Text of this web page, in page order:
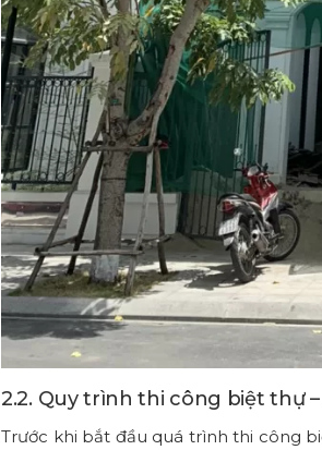
2.2. Quy trình thi công biệt thự
Trước khi bắt đầu quá trình thi công